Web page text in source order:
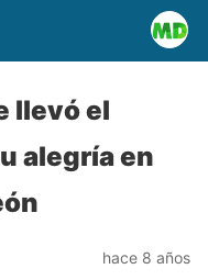
llevó el
alegría en
hace 8 años